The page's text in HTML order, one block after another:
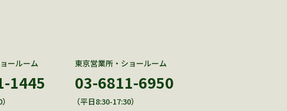
ールーム
1445
東京営業所・ショールーム
03-6811-6950
（平日8:30-17:30）